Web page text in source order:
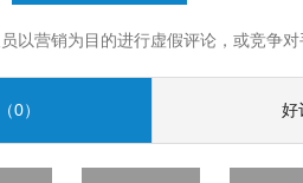
以营销为目的进行虚假评论，或竞争
0） 好